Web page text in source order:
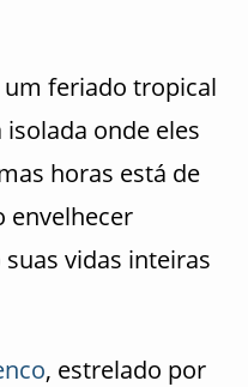
um feriado tropical
onde eles
horas está de
envelhecer
vidas inteiras
, estrelado por